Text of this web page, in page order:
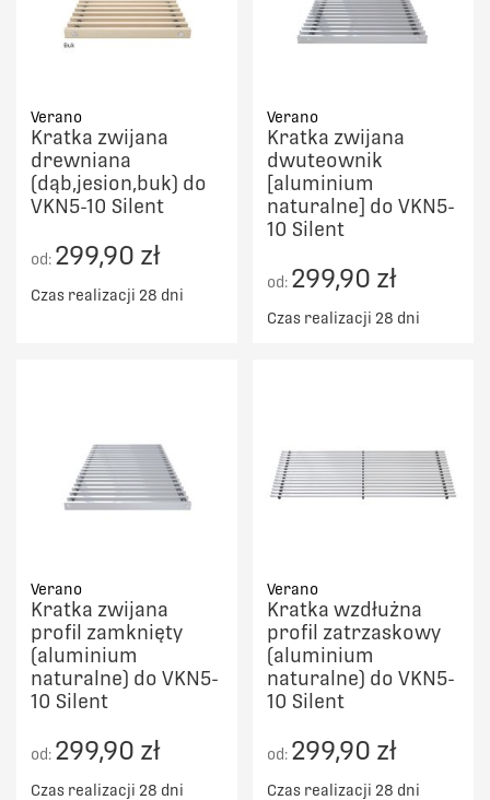
Verano
Kratka zwijana
drewniana
(dąb,jesion,buk) do
VKN5-10 Silent
od: 299,90 zł
Czas realizacji 28 dni
Verano
Kratka zwijana
dwuteownik
[aluminium
naturalne] do VKN5-
10 Silent
od: 299,90 zł
Czas realizacji 28 dni
Verano
Kratka zwijana
profil zamknięty
(aluminium
naturalne) do VKN5-
10 Silent
od: 299,90 zł
Czas realizacji 28 dni
Verano
Kratka wzdłużna
profil zatrzaskowy
(aluminium
naturalne) do VKN5-
10 Silent
od: 299,90 zł
Czas realizacji 28 dni